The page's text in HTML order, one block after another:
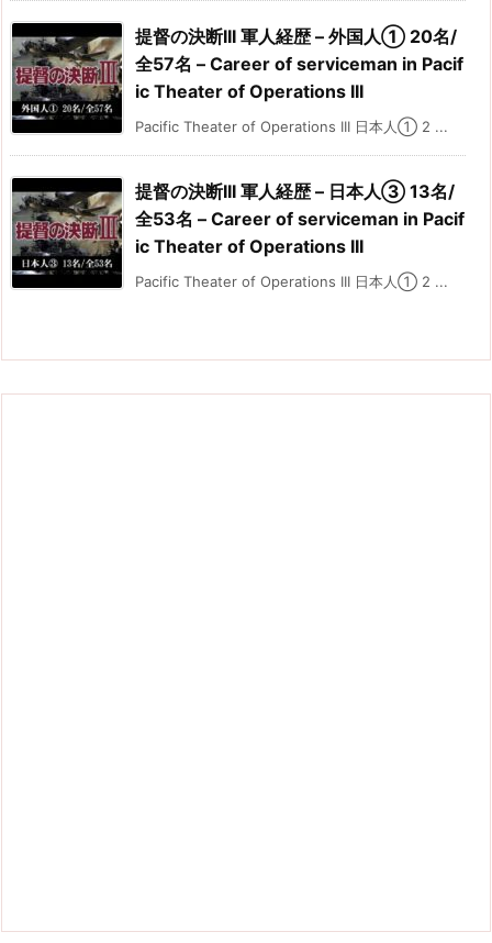
提督の決断III 軍人経歴 – 外国人① 20名/
全57名 – Career of serviceman in Pacif
ic Theater of Operations III
Pacific Theater of Operations III 日本人① 2 ...
提督の決断III 軍人経歴 – 日本人③ 13名/
全53名 – Career of serviceman in Pacif
ic Theater of Operations III
Pacific Theater of Operations III 日本人① 2 ...